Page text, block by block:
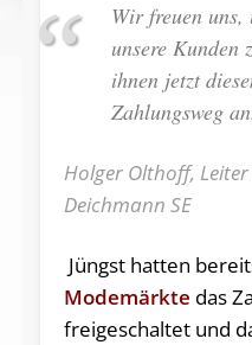
Wir freuen uns,
unsere Kunden
ihnen jetzt
Zahlungsweg
Holger Olthoff,
Deichmann SE
Jüngst hatten
Modemärkte das
freigeschaltet und